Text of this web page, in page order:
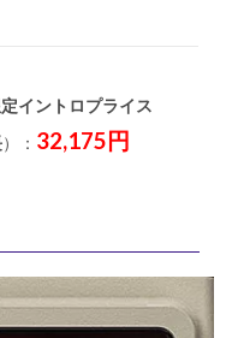
イントロプライス
）： 32,175円